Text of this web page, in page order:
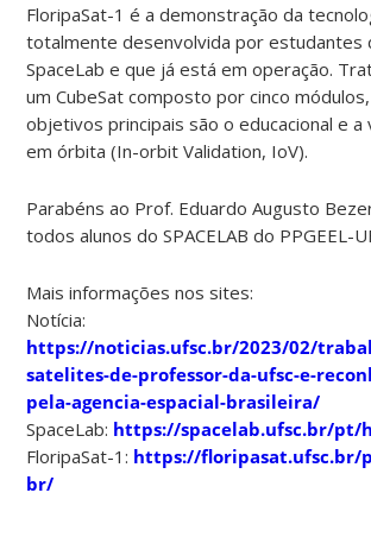
FloripaSat-1 é a demonstração da
totalmente desenvolvida por estudantes
SpaceLab e que já está em operação.
um CubeSat composto por cinco
objetivos principais são o educacional e a
em órbita (In-orbit Validation, IoV).
Parabéns ao Prof. Eduardo Augusto
todos alunos do SPACELAB do PPGEEL-
Mais informações nos sites:
Notícia:
https://noticias.ufsc.br/2023/02/
satelites-de-professor-da-ufsc-e-
pela-agencia-espacial-brasileira/
SpaceLab: https://spacelab.ufsc.br/pt/
FloripaSat-1: https://floripasat.ufsc.br/
br/